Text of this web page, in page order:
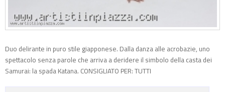
Duo delirante in puro stile giapponese. Dalla danza alle acrobazie, uno
spettacolo senza parole che arriva a deridere il simbolo della casta dei
Samurai: la spada Katana. CONSIGLIATO PER: TUTTI